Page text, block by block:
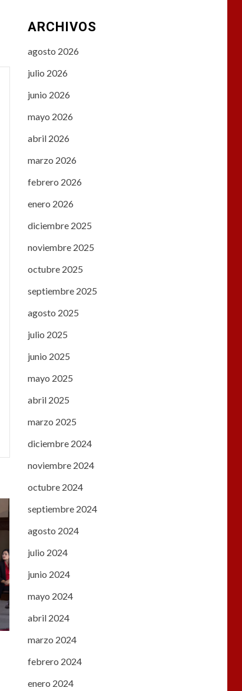
ARCHIVOS
agosto 2026
julio 2026
junio 2026
mayo 2026
abril 2026
marzo 2026
febrero 2026
enero 2026
diciembre 2025
noviembre 2025
octubre 2025
septiembre 2025
agosto 2025
julio 2025
junio 2025
mayo 2025
abril 2025
marzo 2025
diciembre 2024
noviembre 2024
octubre 2024
septiembre 2024
agosto 2024
julio 2024
junio 2024
mayo 2024
abril 2024
marzo 2024
febrero 2024
enero 2024